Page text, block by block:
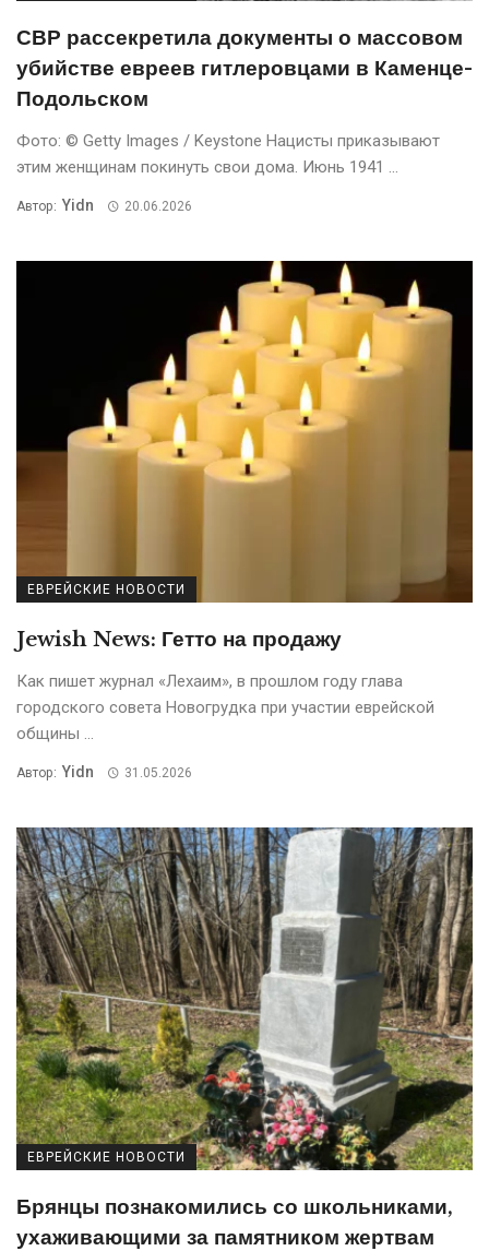
СВР рассекретила документы о массовом
убийстве евреев гитлеровцами в Каменце-
Подольском
Фото: © Getty Images / Keystone Нацисты приказывают
этим женщинам покинуть свои дома. Июнь 1941 ...
Автор: Yidn 20.06.2026
ЕВРЕЙСКИЕ НОВОСТИ
Jewish News: Гетто на продажу
Кaк пишет журнaл «Лехaим», в прошлом году глава
городского совета Новогрудка при участии еврейской
общины ...
Автор: Yidn 31.05.2026
ЕВРЕЙСКИЕ НОВОСТИ
Брянцы познакомились со школьниками,
ухаживающими за памятником жертвам